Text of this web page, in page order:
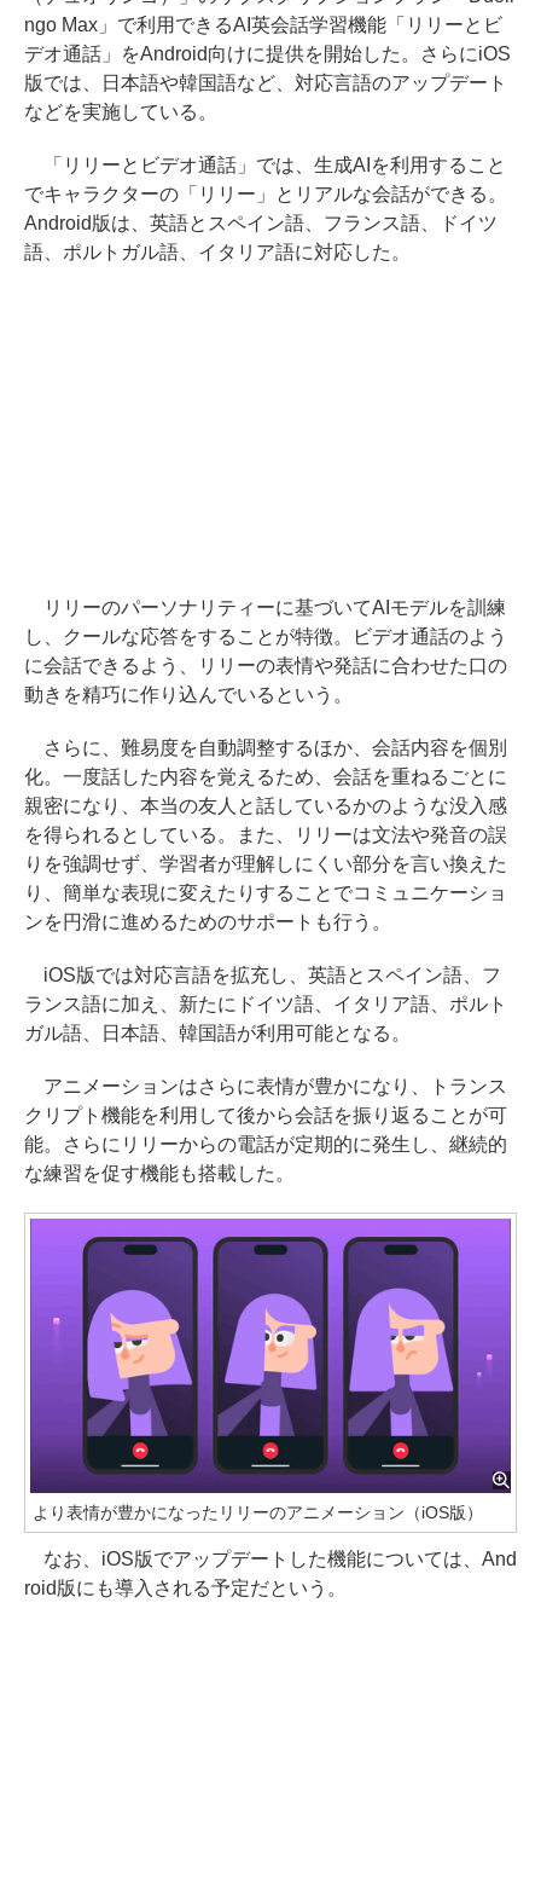
ngo Max」で利用できるAI英会話学習機能「リリーとビ
デオ通話」をAndroid向けに提供を開始した。さらにiOS
版では、日本語や韓国語など、対応言語のアップデート
などを実施している。
「リリーとビデオ通話」では、生成AIを利用すること
でキャラクターの「リリー」とリアルな会話ができる。
Android版は、英語とスペイン語、フランス語、ドイツ
語、ポルトガル語、イタリア語に対応した。
リリーのパーソナリティーに基づいてAIモデルを訓練
し、クールな応答をすることが特徴。ビデオ通話のよう
に会話できるよう、リリーの表情や発話に合わせた口の
動きを精巧に作り込んでいるという。
さらに、難易度を自動調整するほか、会話内容を個別
化。一度話した内容を覚えるため、会話を重ねるごとに
親密になり、本当の友人と話しているかのような没入感
を得られるとしている。また、リリーは文法や発音の誤
りを強調せず、学習者が理解しにくい部分を言い換えた
り、簡単な表現に変えたりすることでコミュニケーショ
ンを円滑に進めるためのサポートも行う。
iOS版では対応言語を拡充し、英語とスペイン語、フ
ランス語に加え、新たにドイツ語、イタリア語、ポルト
ガル語、日本語、韓国語が利用可能となる。
アニメーションはさらに表情が豊かになり、トランス
クリプト機能を利用して後から会話を振り返ることが可
能。さらにリリーからの電話が定期的に発生し、継続的
な練習を促す機能も搭載した。
より表情が豊かになったリリーのアニメーション（iOS版）
なお、iOS版でアップデートした機能については、And
roid版にも導入される予定だという。